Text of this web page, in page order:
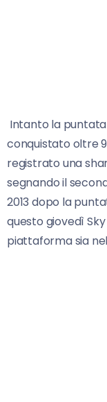
Intanto la
conquistato oltre
registrato una
segnando il
2013 dopo la
questo giovedì
piattaforma sia